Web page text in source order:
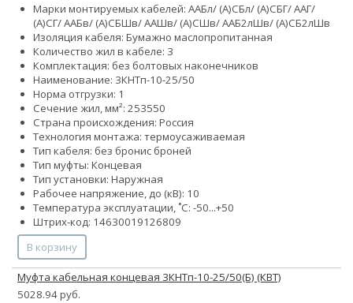
Марки монтируемых кабелей: ААБл/ (А)СБл/ (А)СБГ/ ААГ/
(А)СГ/ ААБв/ (А)СБШв/ ААШв/ (А)СШв/ ААБ2лШв/ (А)СБ2лШв
Изоляция кабеля: Бумажно маслопропитанная
Количество жил в кабеле: 3
Комплектация: без болтовых наконечников
Наименование: 3КНТп-10-25/50
Норма отгрузки: 1
Сечение жил, мм²: 253550
Страна происхождения: Россия
Технология монтажа: термоусаживаемая
Тип кабеля: без бронис броней
Тип муфты: Концевая
Тип установки: Наружная
Рабочее напряжение, до (кВ): 10
Температура эксплуатации, ˚С: -50...+50
Штрих-код: 14630019126809
В корзину
Муфта кабельная концевая 3КНТп-10-25/50(Б) (КВТ)
5028.94 руб.